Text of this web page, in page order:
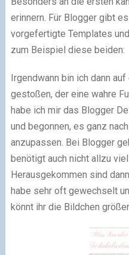
erinnern. Für Blogger gibt
vorgefertigte Templates
zum Beispiel diese beiden:
Irgendwann bin ich dann
gestoßen, der eine wahre
habe ich mir das Blogger
und begonnen, es ganz
anzupassen. Bei Blogger
benötigt auch nicht allzu
Herausgekommen sind
habe sehr oft gewechselt
könnt ihr die Bildchen